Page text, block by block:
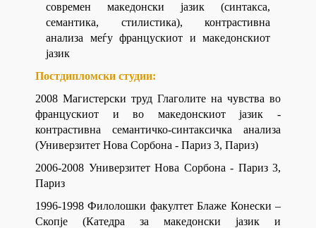
современ македонски јазик (синтакса,
семантика, стилистика), контрастивна
анализа меѓу францускиот и македонскиот
јазик
Постдипломски студии:
2008 Магистерски труд Глаголите на чувства во
францускиот и во македонскиот јазик -
контрастивна семантичко-синтаксичка анализа
(Универзитет Нова Сорбона - Париз 3, Париз)
2006-2008 Универзитет Нова Сорбона - Париз 3,
Париз
1996-1998 Филолошки факултет Блаже Конески –
Скопје (Катедра за македонски јазик и